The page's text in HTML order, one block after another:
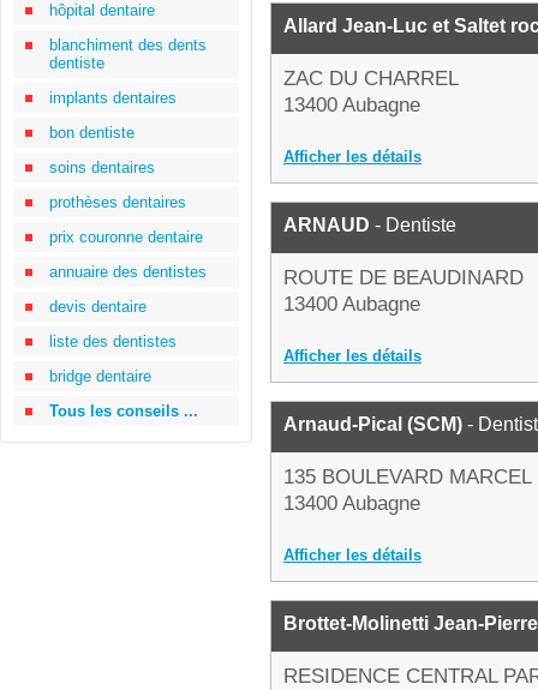
hôpital dentaire
blanchiment des dents
dentiste
implants dentaires
bon dentiste
soins dentaires
prothèses dentaires
prix couronne dentaire
annuaire des dentistes
devis dentaire
liste des dentistes
bridge dentaire
Tous les conseils ...
Allard Jean-Luc et Saltet
ZAC DU CHARREL
13400 Aubagne
Afficher les détails
ARNAUD - Dentiste
ROUTE DE BEAUDINARD
13400 Aubagne
Afficher les détails
Arnaud-Pical (SCM) -
135 BOULEVARD MARCEL
13400 Aubagne
Afficher les détails
Brottet-Molinetti Jean-Pierre
RESIDENCE CENTRAL